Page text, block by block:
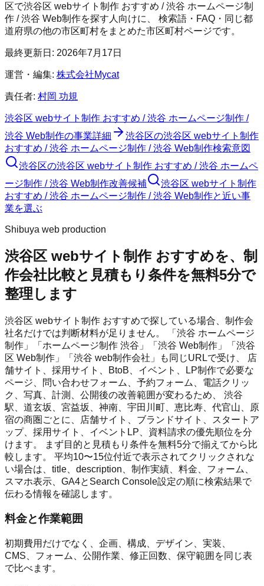
区で渋谷区 webサイト制作 おすすめ / 渋谷 ホームページ制
作 / 渋谷 Web制作を探す人向けに、 検索語・FAQ・同じ都
道府県の他の市区町村をまとめた市区町村ページです。
最終更新日: 2026年7月17日
運営・編集: 株式会社Mycat
責任者: 村岡 功規
渋谷区 webサイト制作 おすすめ / 渋谷 ホームページ制作 /
渋谷 Web制作の事業詳細 渋谷区の渋谷区 webサイト制作
おすすめ / 渋谷 ホームページ制作 / 渋谷 Web制作検索意図
渋谷区の渋谷区 webサイト制作 おすすめ / 渋谷 ホームペ
ージ制作 / 渋谷 Web制作改善候補
渋谷区 webサイト制作
おすすめ / 渋谷 ホームページ制作 / 渋谷 Web制作と近い事
業を選ぶ
Shibuya web production
渋谷区 webサイト制作 おすすめを、制
作会社比較と見積もり条件を無料5分で
整理します
渋谷区 webサイト制作 おすすめで探している場合、制作会
社名だけでは判断材料が足りません。 「渋谷 ホームページ
制作」「ホームページ制作 渋谷」「渋谷 Web制作」「渋谷
区 Web制作」「渋谷 web制作会社」も同じURLで受け、 店
舗サイト、採用サイト、BtoB、イベント、LP制作で必要な
ページ、問い合わせフォーム、予約フォーム、電話クリッ
ク、写真、計測、公開後の改善範囲が変わるため、 渋谷
駅、道玄坂、宮益坂、神南、宇田川町、恵比寿、代官山、原
宿の商圏ごとに、店舗サイト、ブランドサイト、スタートア
ップ、採用サイト、イベントLP、資料請求の優先順位を分
けます。 まず目的と見積もり条件を無料5分で揃えてから比
較します。 平均10〜15位付近で表示されてクリックされな
い場合は、title、description、制作実績、料金、フォーム、
スマホ表示、GA4とSearch Console設定の順に検索結果で
伝わる情報を確認します。
料金と作業範囲
初期費用だけでなく、企画、構成、デザイン、実装、
CMS、フォーム、公開作業、修正回数、保守範囲を同じ表
で比べます。